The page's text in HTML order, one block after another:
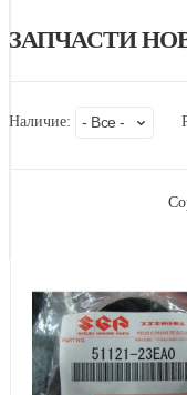
ЗАПЧАСТИ
Наличие: